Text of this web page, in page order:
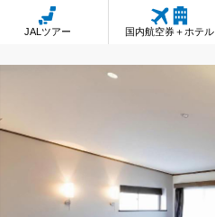
JALツアー 国内航空券＋ホテル